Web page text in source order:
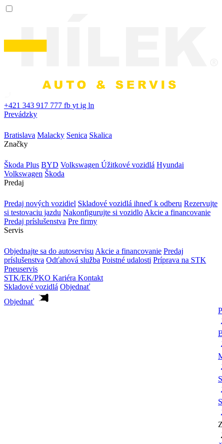
+421 343 917 777 fb yt ig ln
Prevádzky
Bratislava Malacky Senica Skalica
Značky
Škoda Plus BYD Volkswagen Úžitkové vozidlá Hyundai
Volkswagen Škoda
Predaj
Predaj nových vozidiel Skladové vozidlá ihneď k odberu Rezervujte
si testovaciu jazdu Nakonfigurujte si vozidlo Akcie a financovanie
Predaj príslušenstva Pre firmy
Servis
Objednajte sa do autoservisu Akcie a financovanie Predaj
príslušenstva Odťahová služba Poistné udalosti Príprava na STK
Pneuservis
STK/EK/PKO Kariéra Kontakt
Skladové vozidlá Objednať
Objednať